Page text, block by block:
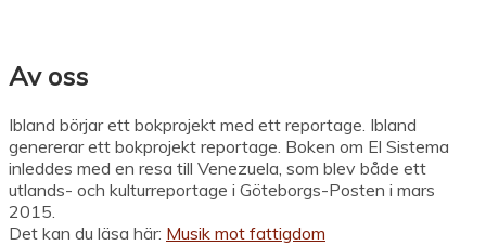
Av oss
Ibland börjar ett bokprojekt med ett reportage. Ibland
genererar ett bokprojekt reportage. Boken om El Sistema
inleddes med en resa till Venezuela, som blev både ett
utlands- och kulturreportage i Göteborgs-Posten i mars
2015.
Det kan du läsa här: Musik mot fattigdom